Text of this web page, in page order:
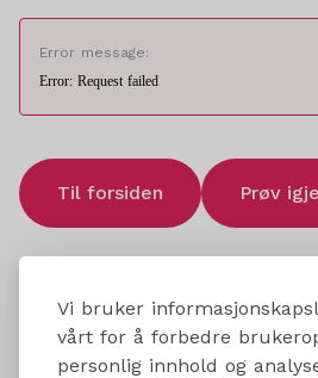
Vi bruker
vårt for å forbedre
personlig innhold og
Error message:
Error: Request failed
Til forsiden Prøv